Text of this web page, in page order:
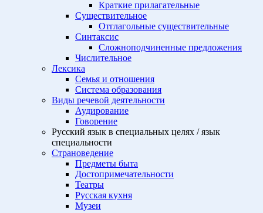
Краткие прилагательные
Существительное
Отглагольные существительные
Синтаксис
Сложноподчиненные предложения
Числительное
Лексика
Семья и отношения
Система образования
Виды речевой деятельности
Аудирование
Говорение
Русский язык в специальных целях / язык
специальности
Страноведение
Предметы быта
Достопримечательности
Театры
Русская кухня
Музеи